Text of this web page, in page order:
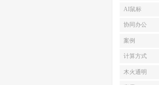
AI鼠标
协同办公
案例
计算方式
木火通明